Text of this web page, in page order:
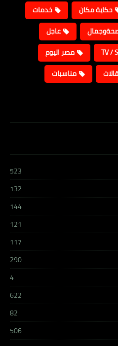
حكاية مكان
خدمات
عاجل
مصر اليوم
مناسبات
523
132
144
121
117
290
4
622
82
506